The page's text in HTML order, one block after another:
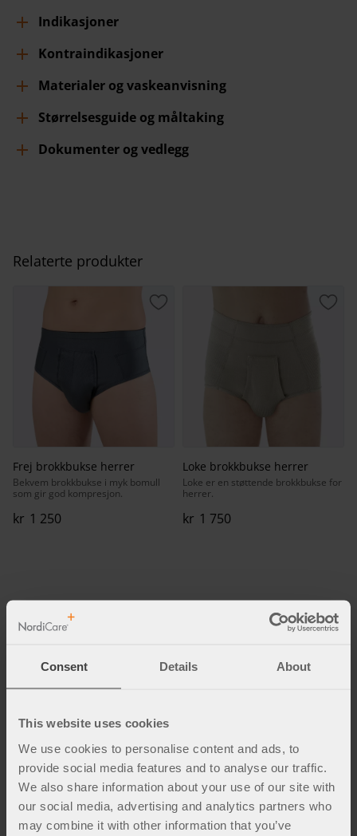
Consent Details About
This website uses cookies
We use cookies to personalise content and ads, to
provide social media features and to analyse our traffic.
We also share information about your use of our site with
our social media, advertising and analytics partners who
may combine it with other information that you’ve
Indikasjoner
Kontraindikasjoner
Materialer og vaskeanvisning
Størrelsesguide og måltaking
Dokumenter og vedlegg
Relaterte produkter
Frej brokkbukse herrer
Bekvem brokkbukse i myk bomull
som gir god kompresjon.
kr 1 250
Lagre som favoritt
Loke brokkbukse herrer
Loke er en støttende brokkbukse for
herrer.
kr 1 750
Fakta og inspirasjon